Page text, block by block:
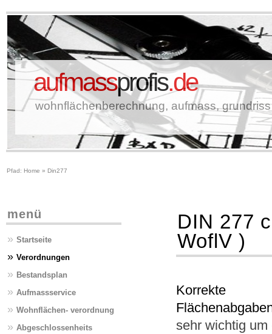
aufmassprofis.de
wohnflächenberechnung, aufmass, grundriss
Pfad: Home » Din277
DIN 277
WoflV )
Korrekte
sehr wichtig um
menü
» Startseite
» Verordnungen
» Bestandsplan
» Aufmassservice
» Wohnflächen- verordnung
» Abgeschlossenheits